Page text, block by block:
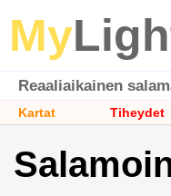
My
Reaaliaikainen
Kartat Tiheydet